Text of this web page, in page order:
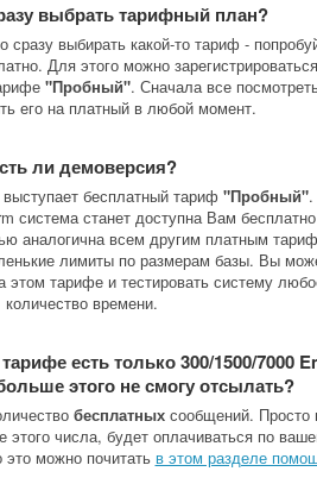
выбрать тарифный план?
сразу выбирать какой-то тариф -
Для этого можно
"Пробный". Сначала все
его на платный в любой момент.
ли демоверсия?
бесплатный тариф "Пробный".
система станет доступна Вам
аналогична всем другим платным
лимиты по размерам базы. Вы
этом тарифе и тестировать систему
количество времени.
есть только 300/1500/7000
этого не смогу отсылать?
бесплатныхсообщений. Просто
этого числа, будет оплачиваться по
можно почитать в этом разделе